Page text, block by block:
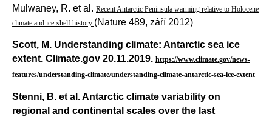
Mulwaney, R. et al. Recent Antarctic Peninsula warming relative to Holocene
climate and ice-shelf history (Nature 489, září 2012)
Scott, M. Understanding climate: Antarctic sea ice
extent. Climate.gov 20.11.2019. https://www.climate.gov/news-
features/understanding-climate/understanding-climate-antarctic-sea-ice-extent
Stenni, B. et al. Antarctic climate variability on
regional and continental scales over the last